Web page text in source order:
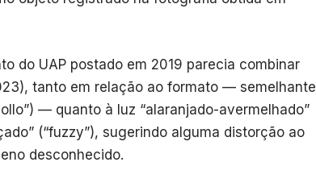
do UAP postado em 2019 parecia combinar
tanto em relação ao formato — semelhante
— quanto à luz “alaranjado-avermelhado”
(“fuzzy”), sugerindo alguma distorção ao
desconhecido.